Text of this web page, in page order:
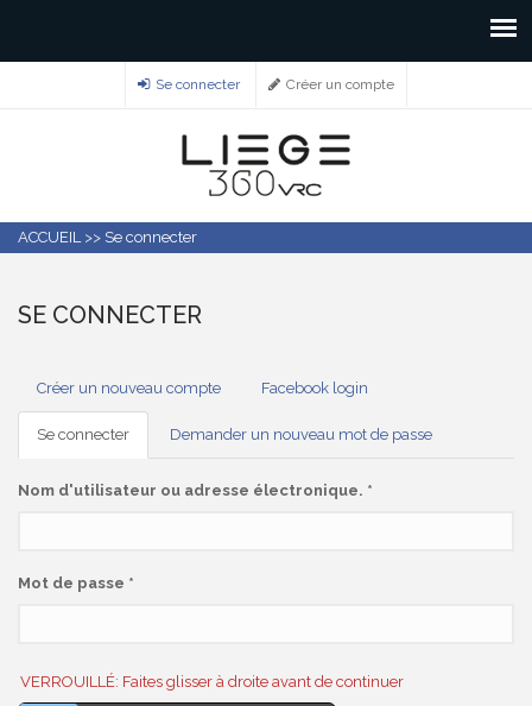
Se connecter Créer un compte
ACCUEIL>> Se connecter
SE CONNECTER
ONGLETS
PRINCIPAUX
Créer un nouveau compte Facebook login
Se connecter (ongletDemander un nouveau mot de passe
Nom d'utilisateur ou adresse électronique. *
Mot de passe *
VERROUILLÉ: Faites glisser à droite avant de continuer